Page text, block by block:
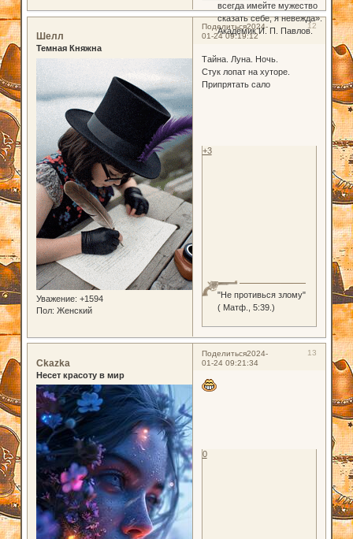
всегда имейте мужество
сказать себе, я невежда».
Академик И. П. Павлов.
Поделиться 12
2024-
01-24 09:19:12
Шелл
Темная Княжна
Уважение: +1594
Пол: Женский
Тайна. Луна. Ночь.
Стук лопат на хуторе.
Припрятать сало
"Не противься злому"
( Матф., 5:39.)
+3
Поделиться 13
2024-
01-24 09:21:34
Ckazka
Несет красоту в мир
0